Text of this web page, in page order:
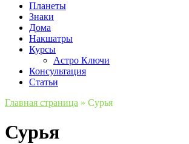
Планеты
Знаки
Дома
Накшатры
Курсы
Астро Ключи
Консультация
Статьи
Главная страница » Сурья
Сурья